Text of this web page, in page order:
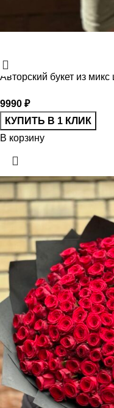
Авторский букет из
9990 ₽
КУПИТЬ В 1 КЛИК
В корзину